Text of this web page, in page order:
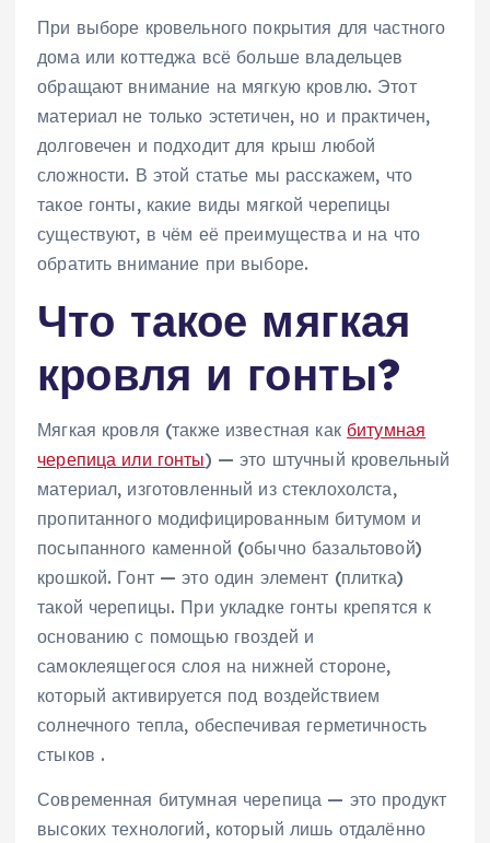
При выборе кровельного покрытия для частного
дома или коттеджа всё больше владельцев
обращают внимание на мягкую кровлю. Этот
материал не только эстетичен, но и практичен,
долговечен и подходит для крыш любой
сложности. В этой статье мы расскажем, что
такое гонты, какие виды мягкой черепицы
существуют, в чём её преимущества и на что
обратить внимание при выборе.
Что такое мягкая
кровля и гонты?
Мягкая кровля (также известная как битумная
черепица или гонты) — это штучный кровельный
материал, изготовленный из стеклохолста,
пропитанного модифицированным битумом и
посыпанного каменной (обычно базальтовой)
крошкой. Гонт — это один элемент (плитка)
такой черепицы. При укладке гонты крепятся к
основанию с помощью гвоздей и
самоклеящегося слоя на нижней стороне,
который активируется под воздействием
солнечного тепла, обеспечивая герметичность
стыков .
Современная битумная черепица — это продукт
высоких технологий, который лишь отдалённо